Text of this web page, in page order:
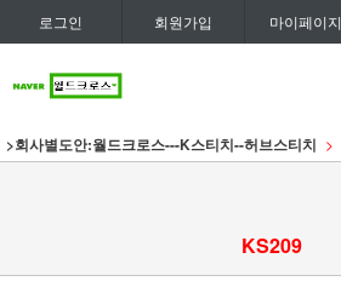
로그인 회원가입 마이페이지
>회사별도안:월드크로스---K스티치--허브스티치
KS209